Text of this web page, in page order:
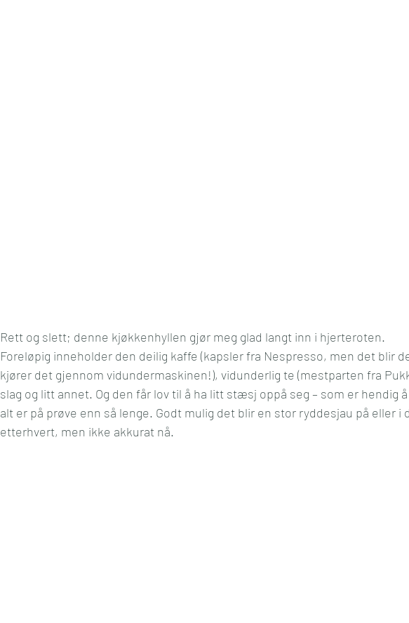
Rett og slett; denne kjøkkenhyllen gjør meg glad langt inn i hjerteroten.
Foreløpig inneholder den deilig kaffe (kapsler fra Nespresso, men det blir
kjører det gjennom vidundermaskinen!), vidunderlig te (mestparten fra
slag og litt annet. Og den får lov til å ha litt stæsj oppå seg – som er hendig
alt er på prøve enn så lenge. Godt mulig det blir en stor ryddesjau på eller i
etterhvert, men ikke akkurat nå.